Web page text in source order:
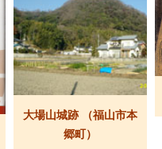
大場山城跡 （福山市本
郷町）